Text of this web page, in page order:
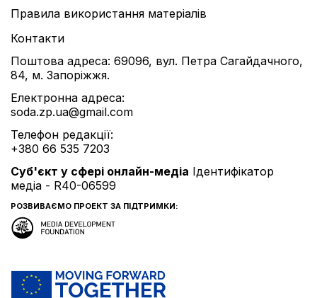
Правила використання матеріалів
Контакти
Поштова адреса: 69096, вул. Петра Сагайдачного,
84, м. Запоріжжя.
Електронна адреса:
soda.zp.ua@gmail.com
Телефон редакції:
+380 66 535 7203
Cуб'єкт у сфері онлайн-медіа Ідентифікатор
медіа - R40-06599
РОЗВИВАЄМО ПРОЕКТ ЗА ПІДТРИМКИ: